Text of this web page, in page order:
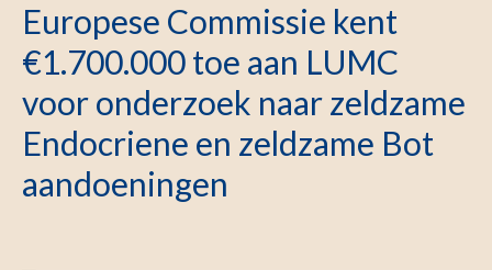
Europese Commissie kent
€1.700.000 toe aan LUMC
voor onderzoek naar zeldzame
Endocriene en zeldzame Bot
aandoeningen